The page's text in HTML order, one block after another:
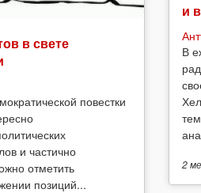
в свете
повестки
и частично
отметить
позиций...
и
В
2